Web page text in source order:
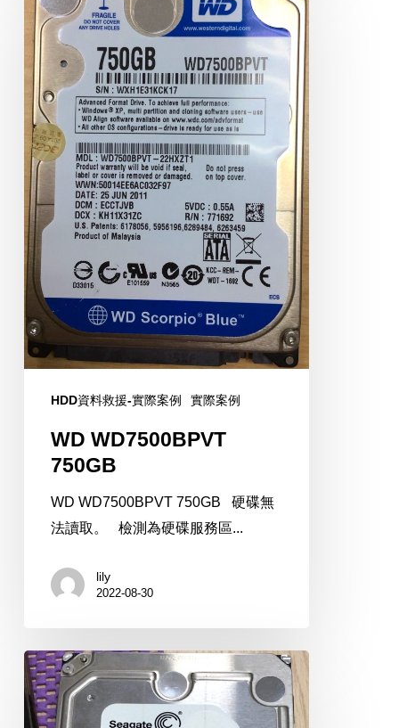
WD7500BPVT
750GB
HDD資料救援-實際案例 實際案例
WD WD7500BPVT
750GB
WD WD7500BPVT 750GB 硬碟無
法讀取。 檢測為硬碟服務區...
lily
2022-08-30
Seagate
ST8000A0002
8TB